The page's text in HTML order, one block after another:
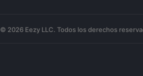
© 2026 Eezy LLC. Todos los derechos